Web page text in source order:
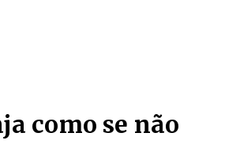
como se não